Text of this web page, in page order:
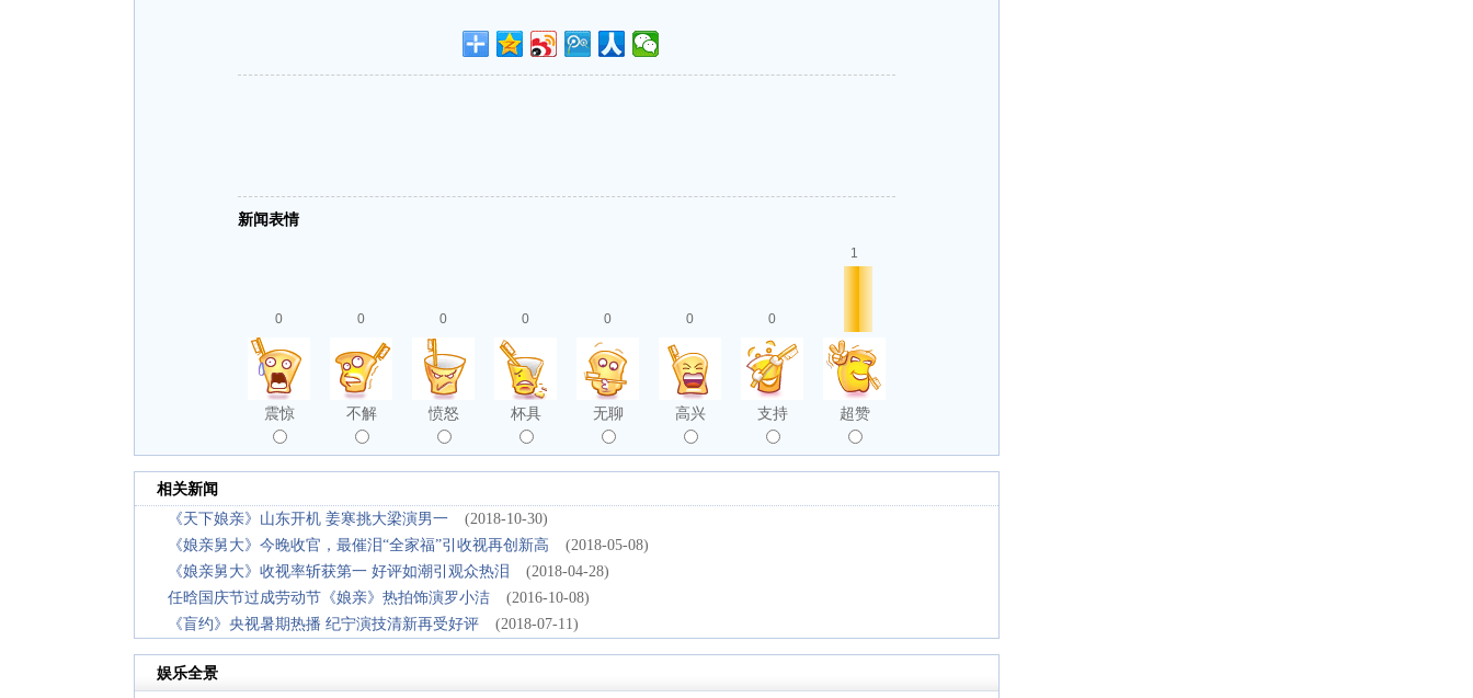
新闻表情
0
震惊
0
不解
0
愤怒
0
杯具
0
无聊
0
高兴
0
支持
1
超赞
相关新闻
《天下娘亲》山东开机 姜寒挑大梁演男一
(2018-10-30)
《娘亲舅大》今晚收官，最催泪“全家福”引收视再创新高
(2018-05-08)
《娘亲舅大》收视率斩获第一 好评如潮引观众热泪
(2018-04-28)
任晗国庆节过成劳动节《娘亲》热拍饰演罗小洁
(2016-10-08)
《盲约》央视暑期热播 纪宁演技清新再受好评
(2018-07-11)